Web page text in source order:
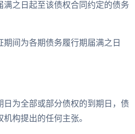
之日起至该债权合同约定的债务
间为各期债务履行期届满之日
为全部或部分债权的到期日，债
构提出的任何主张。